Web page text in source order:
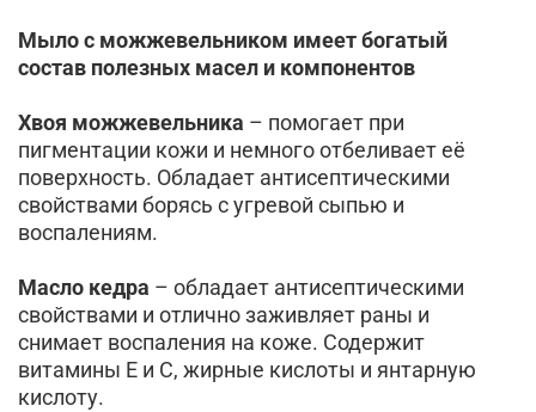
Мыло с можжевельником имеет богатый
состав полезных масел и компонентов
Хвоя можжевельника – помогает при
пигментации кожи и немного отбеливает её
поверхность. Обладает антисептическими
свойствами борясь с угревой сыпью и
воспалениям.
Масло кедра – обладает антисептическими
свойствами и отлично заживляет раны и
снимает воспаления на коже. Содержит
витамины Е и С, жирные кислоты и янтарную
кислоту.